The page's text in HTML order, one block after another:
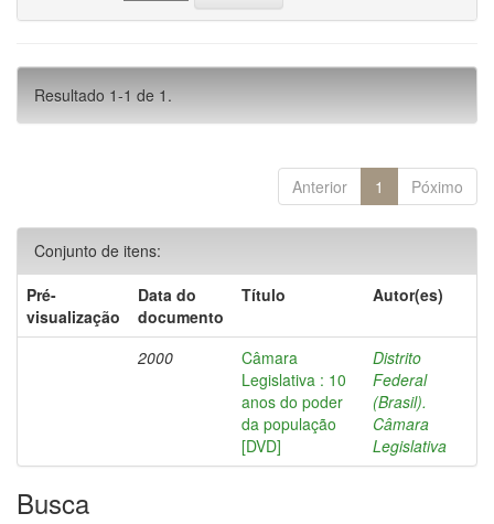
Resultado 1-1 de 1.
Anterior 1 Póximo
Conjunto de itens:
Pré-
visualização
Data do
documento
Título Autor(es)
2000
Câmara
Legislativa : 10
anos do poder
da população
[DVD]
Distrito
Federal
(Brasil).
Câmara
Legislativa
Busca